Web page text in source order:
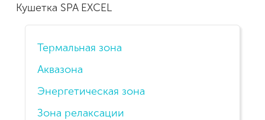
Кушетка SPA EXCEL
Термальная зона
Аквазона
Энергетическая зона
Зона релаксации